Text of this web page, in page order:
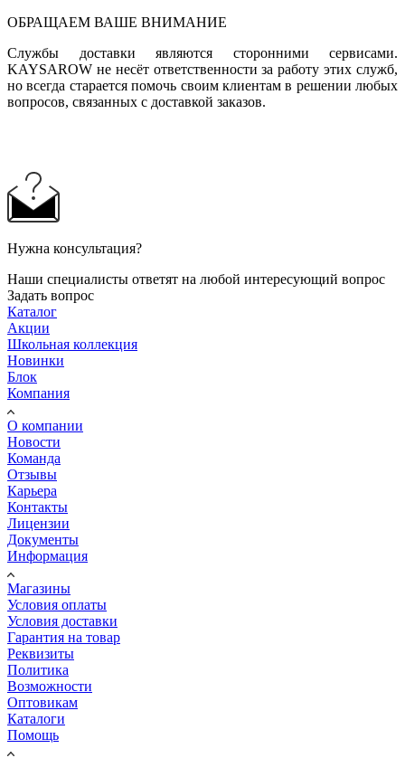
ОБРАЩАЕМ ВАШЕ ВНИМАНИЕ
Службы доставки являются сторонними сервисами.
KAYSAROW не несёт ответственности за работу этих служб,
но всегда старается помочь своим клиентам в решении любых
вопросов, связанных с доставкой заказов.
Нужна консультация?
Наши специалисты ответят на любой интересующий вопрос
Задать вопрос
Каталог
Акции
Школьная коллекция
Новинки
Блок
Компания
О компании
Новости
Команда
Отзывы
Карьера
Контакты
Лицензии
Документы
Информация
Магазины
Условия оплаты
Условия доставки
Гарантия на товар
Реквизиты
Политика
Возможности
Оптовикам
Каталоги
Помощь